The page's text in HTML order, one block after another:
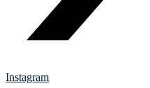
Instagram